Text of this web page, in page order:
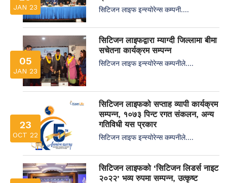
JAN 23
सिटिजन लाइफ इन्स्योरेन्स कम्पनी....
05
JAN 23
सिटिजन लाइफद्वारा म्याग्दी जिल्लामा बीमा
सचेतना कार्यक्रम सम्पन्न
सिटिजन लाइफ इन्स्योरेन्स कम्पनीले....
23
OCT 22
सिटिजन लाइफको सप्ताह व्यापी कार्यक्रम
सम्पन्न, १०७३ पिन्ट रगत संकलन, अन्य
गतिविधी यस प्रकार
सिटिजन लाइफ इन्स्योरेन्स कम्पनीले....
सिटिजन लाइफको ‘सिटिजन लिडर्स नाइट
२०२२’ भव्य रुपमा सम्पन्न, उत्कृष्ट